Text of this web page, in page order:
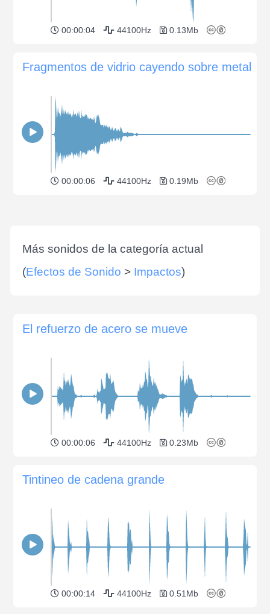
00:00:04 44100Hz 0.13Mb
Fragmentos de vidrio cayendo sobre metal
00:00:06 44100Hz 0.19Mb
Más sonidos de la categoría actual
(Efectos de Sonido > Impactos)
El refuerzo de acero se mueve
00:00:06 44100Hz 0.23Mb
Tintineo de cadena grande
00:00:14 44100Hz 0.51Mb